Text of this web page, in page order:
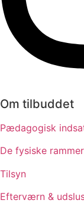
Om tilbuddet
Pædagogisk
De fysiske rammer
Tilsyn
Efterværn &